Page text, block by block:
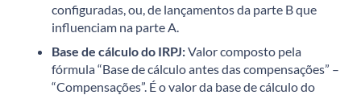
configuradas, ou, de lançamentos da parte B que
influenciam na parte A.
Base de cálculo do IRPJ:Valor composto pela
fórmula “Base de cálculo antes das compensações” –
“Compensações”. É o valor da base de cálculo do